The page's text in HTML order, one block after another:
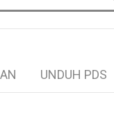
UNDUH PDS